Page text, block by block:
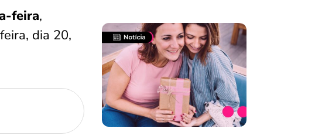
feira,
dia 20,